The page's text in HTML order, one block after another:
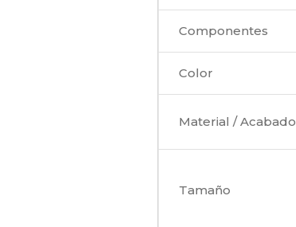
Componentes
Color
Material / Acabado
Tamaño